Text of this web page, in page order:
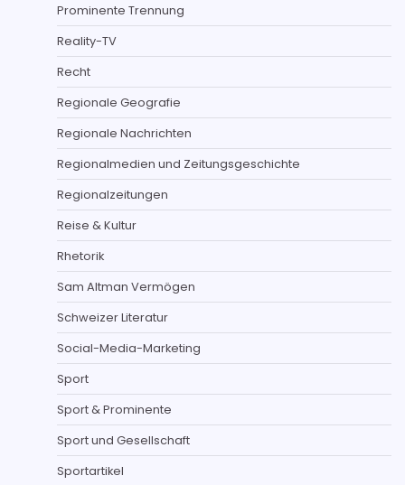
Prominente Trennung
Reality-TV
Recht
Regionale Geografie
Regionale Nachrichten
Regionalmedien und Zeitungsgeschichte
Regionalzeitungen
Reise & Kultur
Rhetorik
Sam Altman Vermögen
Schweizer Literatur
Social-Media-Marketing
Sport
Sport & Prominente
Sport und Gesellschaft
Sportartikel